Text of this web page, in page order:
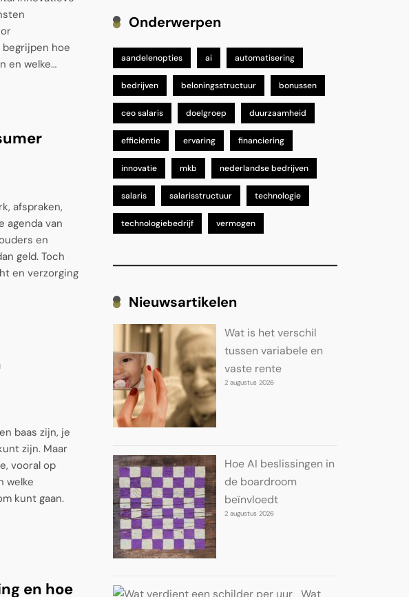
hoe
en welke…
afspraken,
agenda van
en
geld. Toch
en verzorging
baas zijn, je
zijn. Maar
vooral op
welke
kunt gaan.
en hoe
Onderwerpen
aandelenopties ai automatisering
bedrijven beloningsstructuur bonussen
ceo salaris doelgroep duurzaamheid
efficiëntie ervaring financiering
innovatie mkb nederlandse bedrijven
salaris salarisstructuur technologie
technologiebedrijf vermogen
Nieuwsartikelen
Wat is het verschil
tussen variabele en
vaste rente
2 augustus 2026
Hoe AI beslissingen in
de boardroom
beïnvloedt
2 augustus 2026
Wat